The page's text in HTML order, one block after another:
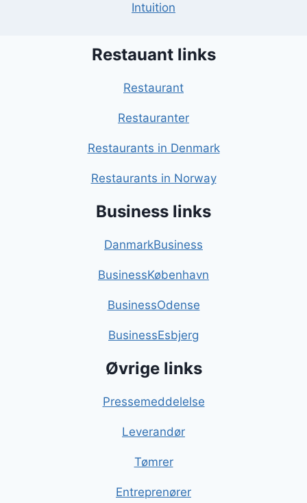
Intuition
Restauant links
Restaurant
Restauranter
Restaurants in Denmark
Restaurants in Norway
Business links
DanmarkBusiness
BusinessKøbenhavn
BusinessOdense
BusinessEsbjerg
Øvrige links
Pressemeddelelse
Leverandør
Tømrer
Entreprenører